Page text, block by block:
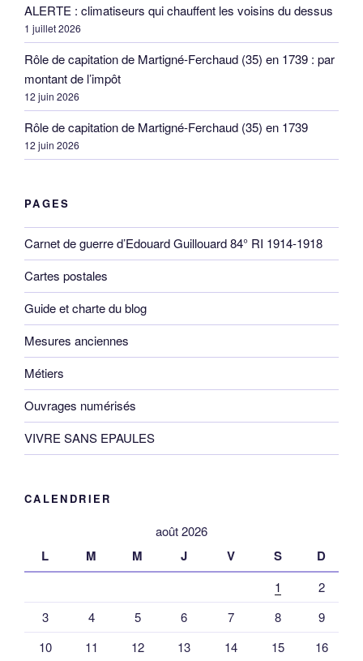
ALERTE : climatiseurs qui chauffent les voisins du dessus
1 juillet 2026
Rôle de capitation de Martigné-Ferchaud (35) en 1739 : par
montant de l’impôt
12 juin 2026
Rôle de capitation de Martigné-Ferchaud (35) en 1739
12 juin 2026
PAGES
Carnet de guerre d’Edouard Guillouard 84° RI 1914-1918
Cartes postales
Guide et charte du blog
Mesures anciennes
Métiers
Ouvrages numérisés
VIVRE SANS EPAULES
CALENDRIER
août 2026
L M M J V S D
1
2
3
4 5 6 7 8
9
10
11 12 13 14 15 16